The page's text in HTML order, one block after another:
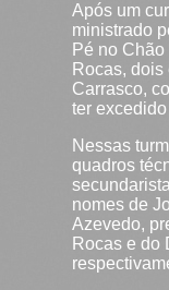
Após um
ministrado
Pé no
Rocas,
Carrasco,
ter
Nessas
quadros
nomes de
Azevedo,
Rocas e do